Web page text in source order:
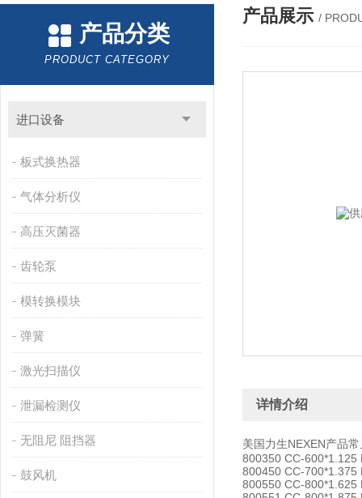
产品分类
PRODUCT CATEGORY
进口设备
板式换热器
气体分析仪
高压灭菌器
齿轮泵
模转换模块
弹簧
激光扫描仪
泄漏检测仪
无阻尼 阻挡器
鼓风机
产品展示 /
详情介绍
美国力生NEXEN产品
800350 CC-600*1.125
800450 CC-700*1.375
800550 CC-800*1.625